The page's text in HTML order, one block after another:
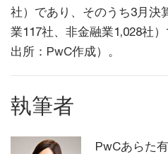
社）であり、そのうち3月決
業117社、非金融業1,028社
出所：PwC作成）。
執筆者
PwCあらた